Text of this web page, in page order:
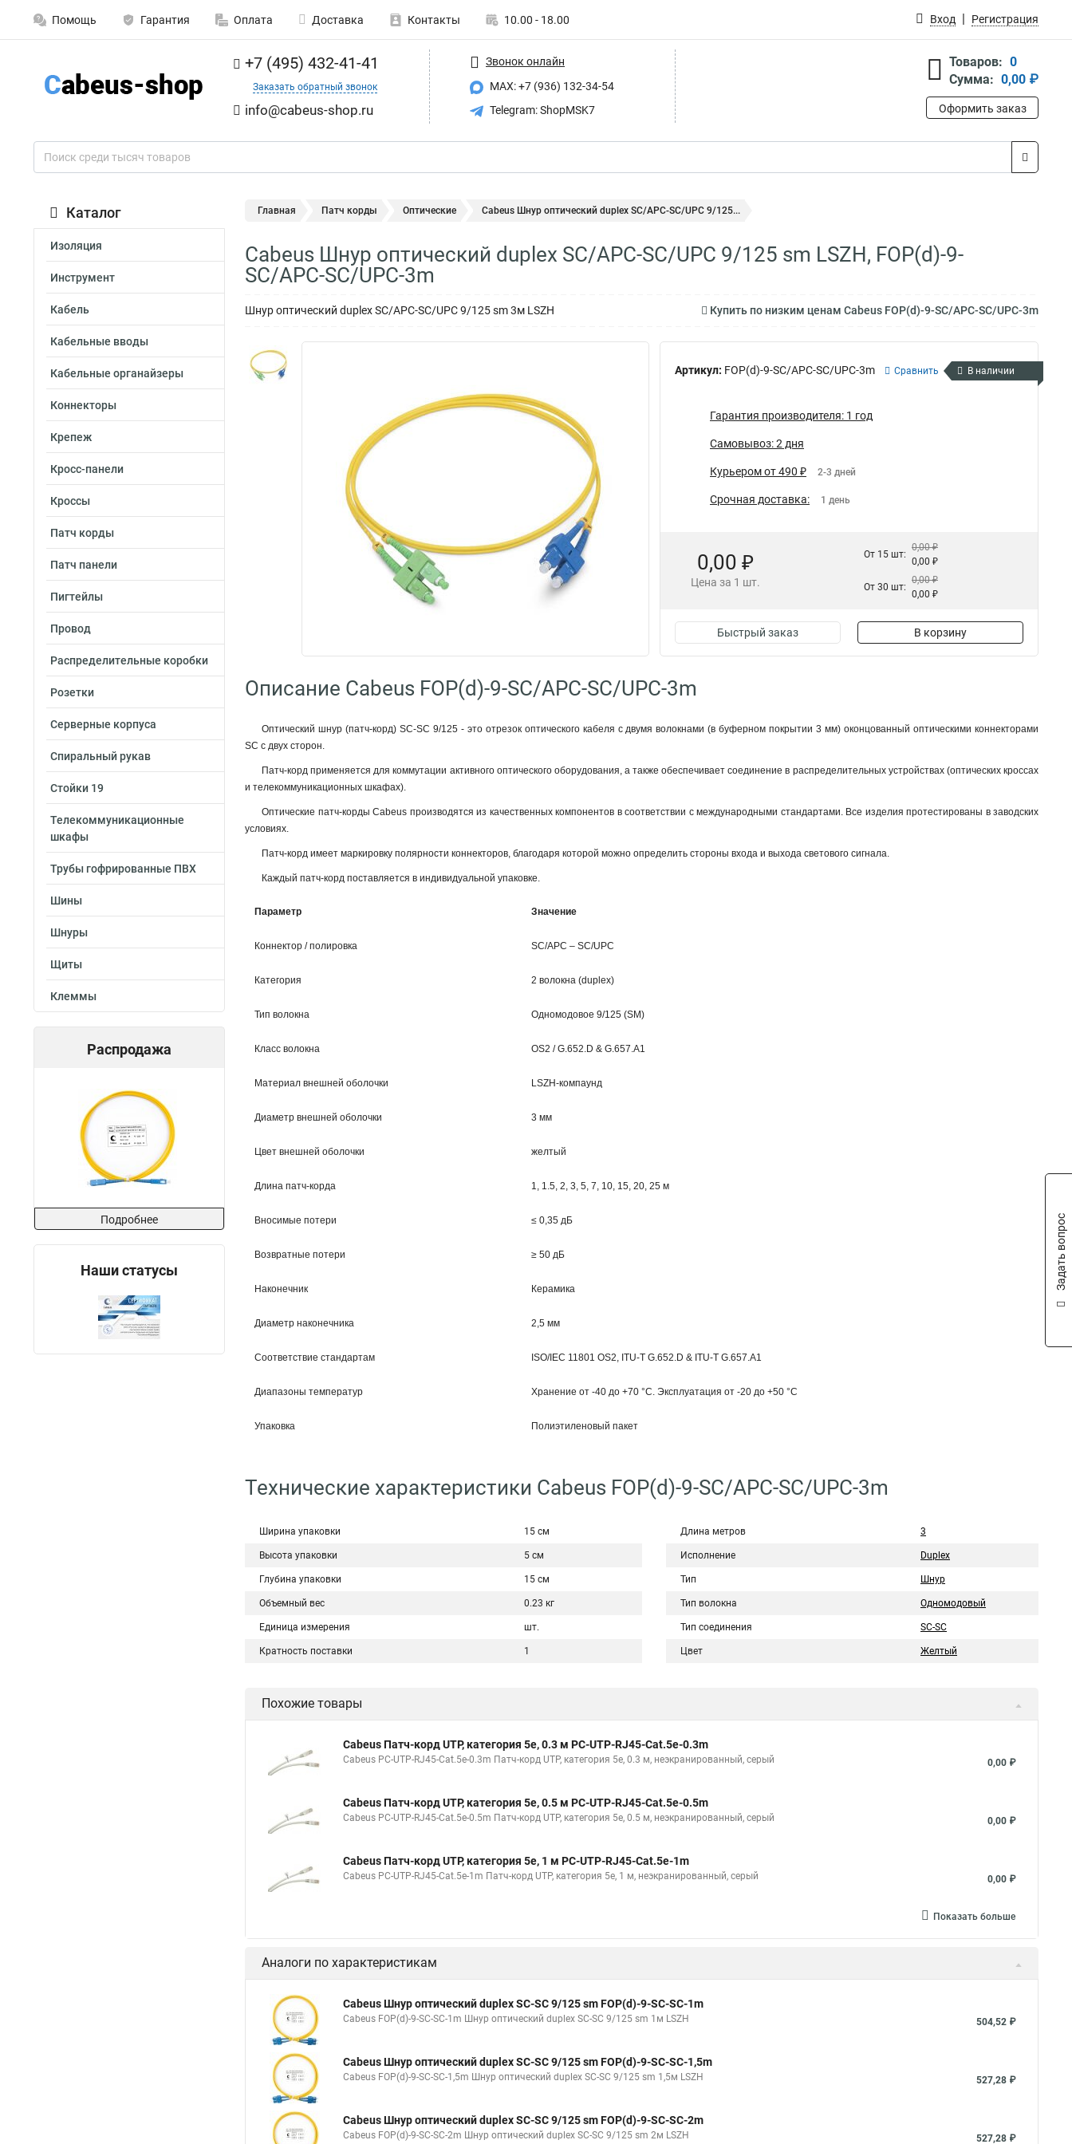
Помощь Гарантия Оплата Доставка Контакты 10.00 - 18.00 Вход Регистрация
+7 (495) 432-41-41
Заказать обратный звонок
info@cabeus-shop.ru
Звонок онлайн
MAX: +7 (936) 132-34-54
Telegram: ShopMSK7
Товаров: 0
Сумма: 0,00 ₽
Оформить заказ
Каталог
Изоляция
Инструмент
Кабель
Кабельные вводы
Кабельные органайзеры
Коннекторы
Крепеж
Кросс-панели
Кроссы
Патч корды
Патч панели
Пигтейлы
Провод
Распределительные коробки
Розетки
Серверные корпуса
Спиральный рукав
Стойки 19
Телекоммуникационные
шкафы
Трубы гофрированные ПВХ
Шины
Шнуры
Щиты
Клеммы
Распродажа
Подробнее
Наши статусы
Главная Патч корды Оптические Cabeus Шнур оптический duplex SC/APC-SC/UPC 9/125...
Cabeus Шнур оптический duplex SC/APC-SC/UPC 9/125 sm LSZH, FOP(d)-9-
SC/APC-SC/UPC-3m
Шнур оптический duplex SC/APC-SC/UPC 9/125 sm 3м LSZH Купить по низким ценам Cabeus FOP(d)-9-SC/APC-SC/UPC-3m
Артикул: FOP(d)-9-SC/APC-SC/UPC-3m Сравнить В наличии
Гарантия производителя: 1 год
Самовывоз: 2 дня
Курьером от 490 ₽ 2-3 дней
Срочная доставка: 1 день
0,00 ₽
Цена за 1 шт.
От 15 шт:
0,00 ₽
0,00 ₽
От 30 шт:
0,00 ₽
0,00 ₽
Быстрый заказ В корзину
Описание Cabeus FOP(d)-9-SC/APC-SC/UPC-3m
Оптический шнур (патч-корд) SC-SC 9/125 - это отрезок оптического кабеля c двумя волокнами (в буферном покрытии 3 мм) оконцованный оптическими коннекторами
SC с двух сторон.
Патч-корд применяется для коммутации активного оптического оборудования, а также обеспечивает соединение в распределительных устройствах (оптических кроссах
и телекоммуникационных шкафах).
Оптические патч-корды Cabeus производятся из качественных компонентов в соответствии с международными стандартами. Все изделия протестированы в заводских
условиях.
Патч-корд имеет маркировку полярности коннекторов, благодаря которой можно определить стороны входа и выхода светового сигнала.
Каждый патч-корд поставляется в индивидуальной упаковке.
Параметр Значение
Коннектор / полировка SC/APC – SC/UPC
Категория 2 волокна (duplex)
Тип волокна Одномодовое 9/125 (SM)
Класс волокна OS2 / G.652.D & G.657.A1
Материал внешней оболочки LSZH-компаунд
Диаметр внешней оболочки 3 мм
Цвет внешней оболочки желтый
Длина патч-корда 1, 1.5, 2, 3, 5, 7, 10, 15, 20, 25 м
Вносимые потери ≤ 0,35 дБ
Возвратные потери ≥ 50 дБ
Наконечник Керамика
Диаметр наконечника 2,5 мм
Соответствие стандартам ISO/IEC 11801 OS2, ITU-T G.652.D & ITU-T G.657.A1
Диапазоны температур Хранение от -40 до +70 °C. Эксплуатация от -20 до +50 °C
Упаковка Полиэтиленовый пакет
Технические характеристики Cabeus FOP(d)-9-SC/APC-SC/UPC-3m
Ширина упаковки 15 см
Высота упаковки 5 см
Глубина упаковки 15 см
Объемный вес 0.23 кг
Единица измерения шт.
Кратность поставки 1
Длина метров 3
Исполнение Duplex
Тип Шнур
Тип волокна Одномодовый
Тип соединения SC-SC
Цвет Желтый
Похожие товары
Cabeus Патч-корд UTP, категория 5e, 0.3 м PC-UTP-RJ45-Cat.5e-0.3m
Cabeus PC-UTP-RJ45-Cat.5e-0.3m Патч-корд UTP, категория 5e, 0.3 м, неэкранированный, серый 0,00 ₽
Cabeus Патч-корд UTP, категория 5e, 0.5 м PC-UTP-RJ45-Cat.5e-0.5m
Cabeus PC-UTP-RJ45-Cat.5e-0.5m Патч-корд UTP, категория 5e, 0.5 м, неэкранированный, серый 0,00 ₽
Cabeus Патч-корд UTP, категория 5e, 1 м PC-UTP-RJ45-Cat.5e-1m
Cabeus PC-UTP-RJ45-Cat.5e-1m Патч-корд UTP, категория 5e, 1 м, неэкранированный, серый 0,00 ₽
Показать больше
Аналоги по характеристикам
Cabeus Шнур оптический duplex SC-SC 9/125 sm FOP(d)-9-SC-SC-1m
Cabeus FOP(d)-9-SC-SC-1m Шнур оптический duplex SC-SC 9/125 sm 1м LSZH 504,52 ₽
Cabeus Шнур оптический duplex SC-SC 9/125 sm FOP(d)-9-SC-SC-1,5m
Cabeus FOP(d)-9-SC-SC-1,5m Шнур оптический duplex SC-SC 9/125 sm 1,5м LSZH 527,28 ₽
Cabeus Шнур оптический duplex SC-SC 9/125 sm FOP(d)-9-SC-SC-2m
Cabeus FOP(d)-9-SC-SC-2m Шнур оптический duplex SC-SC 9/125 sm 2м LSZH 527,28 ₽
Задать вопрос